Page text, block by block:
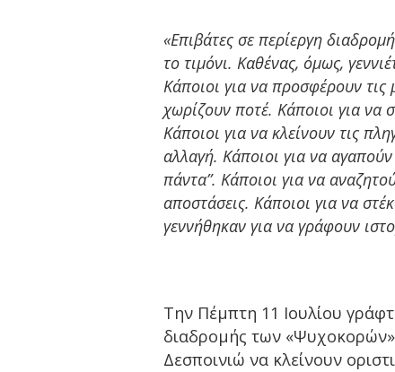
«Επιβάτες σε περίεργη
το τιμόνι. Καθένας, όμως,
Κάποιοι για να προσφέρουν τις
χωρίζουν ποτέ. Κάποιοι για να
Κάποιοι για να κλείνουν τις
αλλαγή. Κάποιοι για να
πάντα”. Κάποιοι για να
αποστάσεις. Κάποιοι για να
γεννήθηκαν για να γράφουν
Την Πέμπτη 11 Ιουλίου
διαδρομής των
Δεσποινιώ να κλείνουν